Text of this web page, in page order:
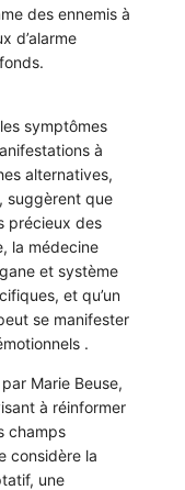
des ennemis à
d’alarme
symptômes
à
alternatives,
suggèrent que
précieux des
la médecine
et système
et qu’un
se manifester
.
Marie Beuse,
à réinformer
champs
considère la
une